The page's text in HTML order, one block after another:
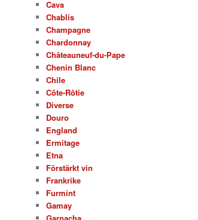
Cava
Chablis
Champagne
Chardonnay
Châteauneuf-du-Pape
Chenin Blanc
Chile
Côte-Rôtie
Diverse
Douro
England
Ermitage
Etna
Förstärkt vin
Frankrike
Furmint
Gamay